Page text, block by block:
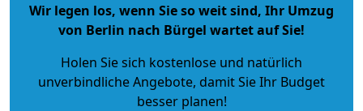
Wir legen los, wenn Sie so weit sind, Ihr Umzug
von Berlin nach Bürgel wartet auf Sie!
Holen Sie sich kostenlose und natürlich
unverbindliche Angebote, damit Sie Ihr Budget
besser planen!